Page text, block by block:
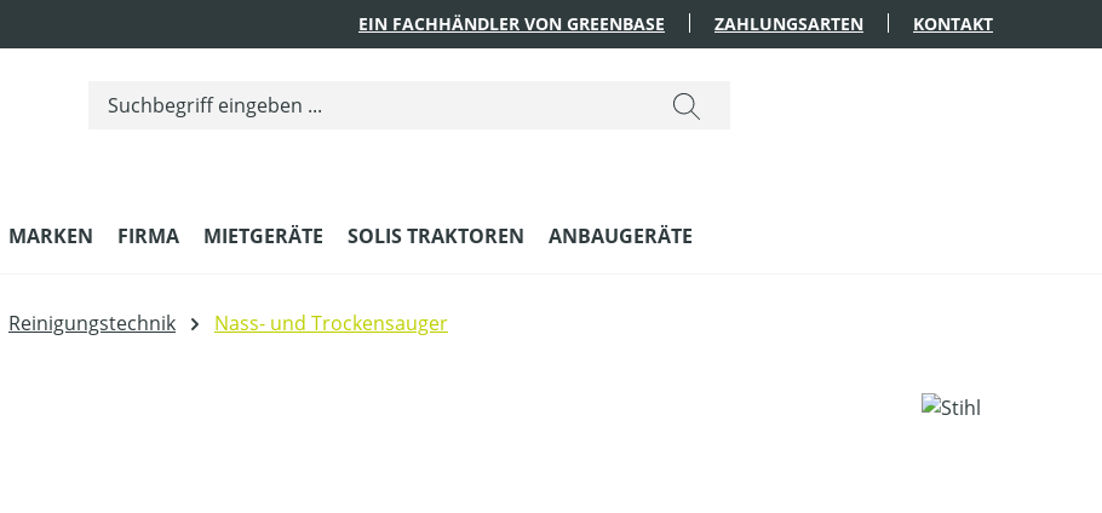
EIN FACHHÄNDLER VON GREENBASE ZAHLUNGSARTEN KONTAKT
MARKEN FIRMA MIETGERÄTE SOLIS TRAKTOREN ANBAUGERÄTE
Reinigungstechnik Nass- und Trockensauger